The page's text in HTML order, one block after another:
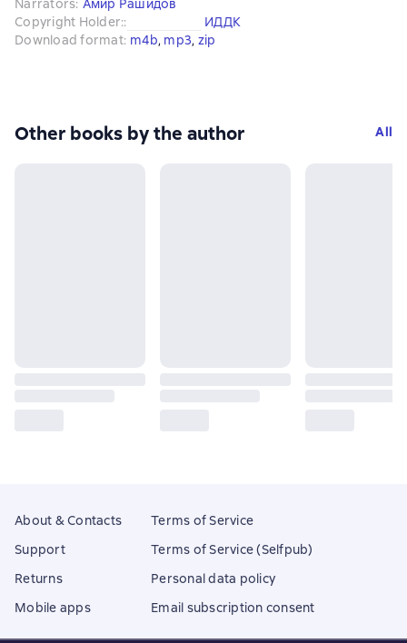
Narrators: Амир Рашидов
Copyright Holder::
ИДДК
Download format: m4b, mp3, zip
Other books by the author All
About & Contacts
Support
Returns
Mobile apps
Terms of Service
Terms of Service (Selfpub)
Personal data policy
Email subscription consent